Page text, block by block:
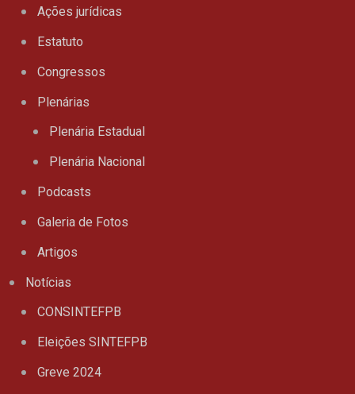
Ações jurídicas
Estatuto
Congressos
Plenárias
Plenária Estadual
Plenária Nacional
Podcasts
Galeria de Fotos
Artigos
Notícias
CONSINTEFPB
Eleições SINTEFPB
Greve 2024